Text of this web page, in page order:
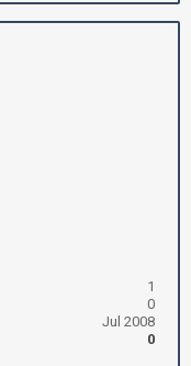
1
0
Jul 2008
0